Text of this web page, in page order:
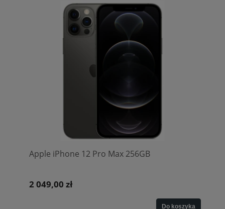
Apple iPhone 12 Pro Max 256GB
2 049,00 zł
Do koszyka